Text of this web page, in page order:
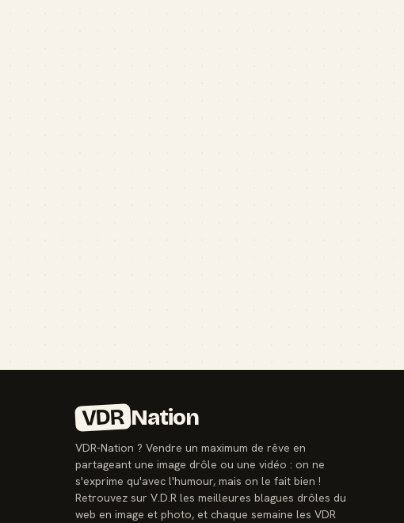
VDR Nation
VDR-Nation ? Vendre un maximum de rêve en
partageant une image drôle ou une vidéo : on ne
s'exprime qu'avec l'humour, mais on le fait bien !
Retrouvez sur V.D.R les meilleures blagues drôles du
web en image et photo, et chaque semaine les VDR